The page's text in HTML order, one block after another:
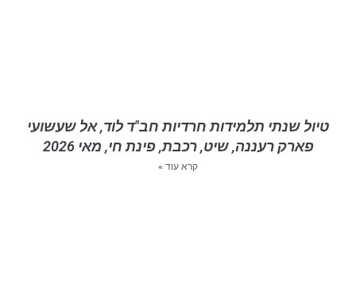
טיול שנתי תלמידות חרדיות חב"ד לוד, אל שעשועי
פארק רעננה, שיט, רכבת, פינת חי, מאי 2026
קרא עוד »